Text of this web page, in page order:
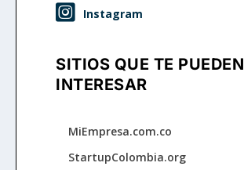

SITIOS QUE TE PUEDEN
INTERESAR
MiEmpresa.com.co
StartupColombia.org